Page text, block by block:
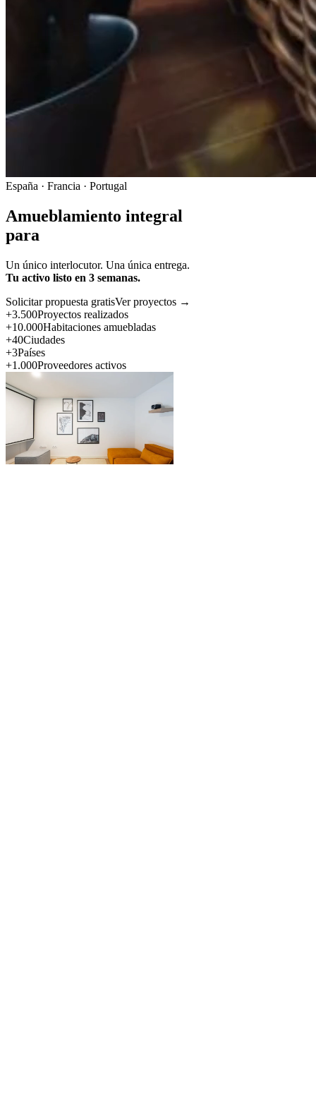
España · Francia · Portugal
Amueblamiento integral
para
Un único interlocutor. Una única entrega.
Tu activo listo en 3 semanas.
Solicitar propuesta gratisVer proyectos →
+3.500Proyectos realizados
+10.000Habitaciones amuebladas
+40Ciudades
+3Países
+1.000Proveedores activos